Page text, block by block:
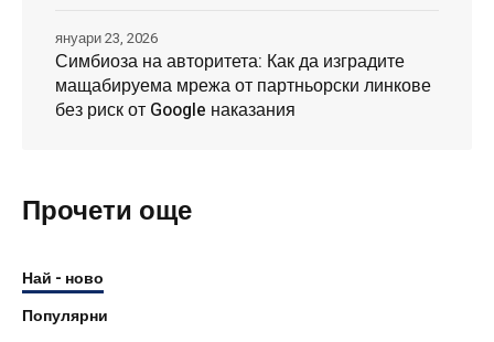
Симбиоза на авторитета: Как да изградите
мащабируема мрежа от партньорски линкове
без риск от Google наказания
януари 23, 2026
Прочети още
Най - ново
Популярни